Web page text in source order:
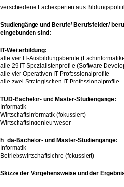
verschiedene Fachexperten aus
Studiengänge und Berufe/ Berufsfelder/
eingebunden sind:
IT-Weiterbildung:
alle vier IT-Ausbildungsberufe
alle 29 IT-Spezialistenprofile (Software
alle vier Operativen IT-Professionalprofile
alle zwei Strategischen IT-Professionalprofile
TUD-Bachelor- und Master-Studiengänge:
Informatik
Wirtschaftsinformatik (fokussiert)
Wirtschaftsingenieurwesen
h_da-Bachelor- und Master-Studiengänge:
Informatik
Betriebswirtschaftslehre (fokussiert)
Skizze der Vorgehensweise und der